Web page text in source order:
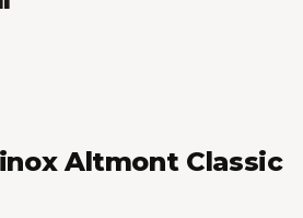
Altmont Classic